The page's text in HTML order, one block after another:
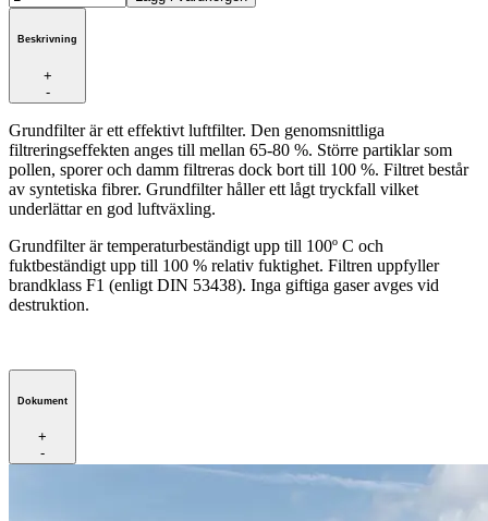
Beskrivning
+
-
Grundfilter är ett effektivt luftfilter. Den genomsnittliga
filtreringseffekten anges till mellan 65-80 %. Större partiklar som
pollen, sporer och damm filtreras dock bort till 100 %. Filtret består
av syntetiska fibrer. Grundfilter håller ett lågt tryckfall vilket
underlättar en god luftväxling.
Grundfilter är temperaturbeständigt upp till 100º C och
fuktbeständigt upp till 100 % relativ fuktighet. Filtren uppfyller
brandklass F1 (enligt DIN 53438). Inga giftiga gaser avges vid
destruktion.
Dokument
+
-